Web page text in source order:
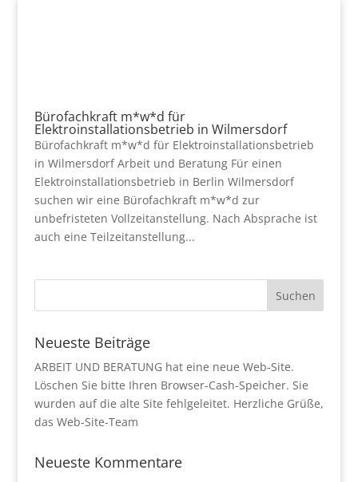
Bürofachkraft m*w*d für
Elektroinstallationsbetrieb in Wilmersdorf
Bürofachkraft m*w*d für Elektroinstallationsbetrieb
in Wilmersdorf Arbeit und Beratung Für einen
Elektroinstallationsbetrieb in Berlin Wilmersdorf
suchen wir eine Bürofachkraft m*w*d zur
unbefristeten Vollzeitanstellung. Nach Absprache ist
auch eine Teilzeitanstellung...
Neueste Beiträge
ARBEIT UND BERATUNG hat eine neue Web-Site.
Löschen Sie bitte Ihren Browser-Cash-Speicher. Sie
wurden auf die alte Site fehlgeleitet. Herzliche Grüße,
das Web-Site-Team
Neueste Kommentare